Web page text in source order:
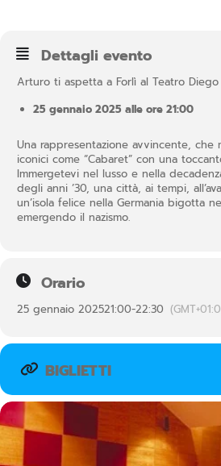
Dettagli evento
Arturo ti aspetta a Forlì al Teatro Diego
25 gennaio 2025 alle ore 21:00
Una rappresentazione avvincente, che
iconici come “Cabaret” con una
Immergetevi nel lusso e nella
degli anni ’30, una città, ai tempi,
un’isola felice nella Germania bigotta
emergendo il nazismo.
Orario
25 gennaio 202521:00-22:30
BIGLIETTI